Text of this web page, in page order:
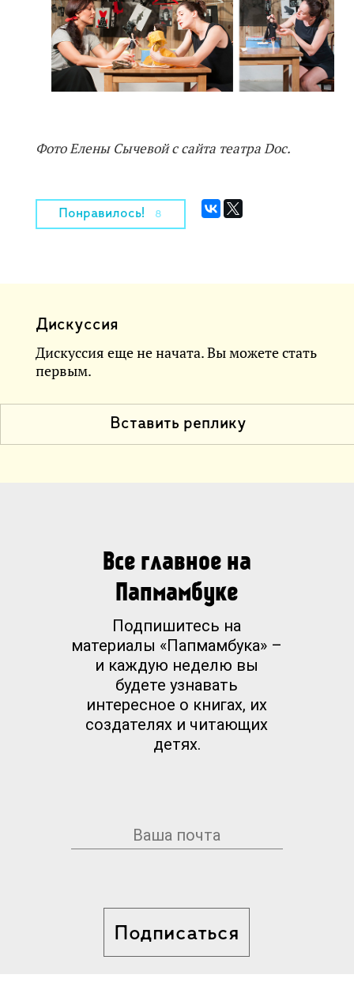
Фото Елены Сычевой с сайта театра Doc.
Понравилось! 8
Дискуссия
Дискуссия еще не начата. Вы можете стать
первым.
Вставить реплику
Все главное на
Папмамбуке
Подпишитесь на
материалы «Папмамбука» –
и каждую неделю вы
будете узнавать
интересное о книгах, их
создателях и читающих
детях.
Подписаться